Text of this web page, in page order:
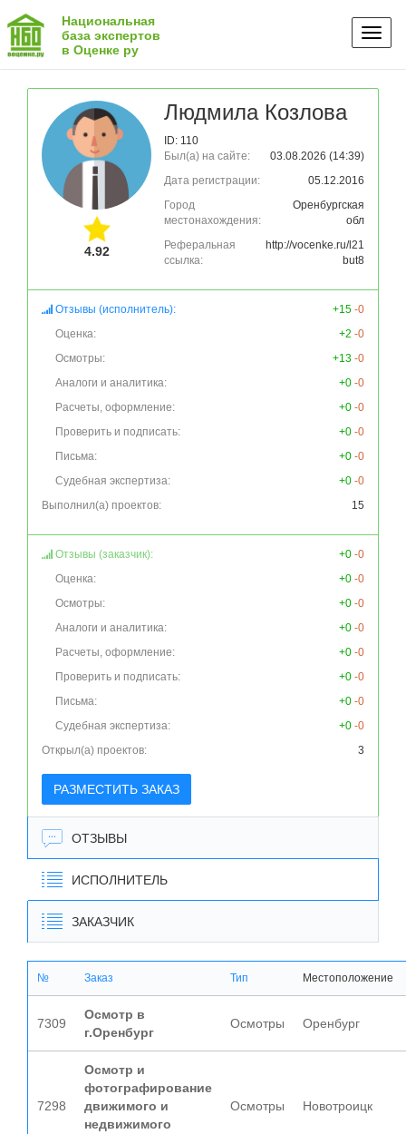
Национальная
база экспертов
в Оценке ру
4.92
Людмила Козлова
ID: 110
Был(а) на сайте:
03.08.2026 (14:39)
Дата регистрации:
05.12.2016
Город
местонахождения:
Оренбургская
обл
Реферальная
ссылка:
http://vocenke.ru/l21
but8
Отзывы (исполнитель): +15 -0
Оценка:
+2 -0
Осмотры:
+13 -0
Аналоги и аналитика:
+0 -0
Расчеты, оформление:
+0 -0
Проверить и подписать:
+0 -0
Письма:
+0 -0
Судебная экспертиза:
+0 -0
Выполнил(а) проектов:
15
Отзывы (заказчик): +0 -0
Оценка:
+0 -0
Осмотры:
+0 -0
Аналоги и аналитика:
+0 -0
Расчеты, оформление:
+0 -0
Проверить и подписать:
+0 -0
Письма:
+0 -0
Судебная экспертиза:
+0 -0
Открыл(а) проектов:
3
РАЗМЕСТИТЬ ЗАКАЗ
ОТЗЫВЫ
ИСПОЛНИТЕЛЬ
ЗАКАЗЧИК
№ Заказ Тип Местоположение
7309
Осмотр в
г.Оренбург
Осмотры Оренбург
7298
Осмотр и
фотографирование
движимого и
недвижимого
Осмотры Новотроицк